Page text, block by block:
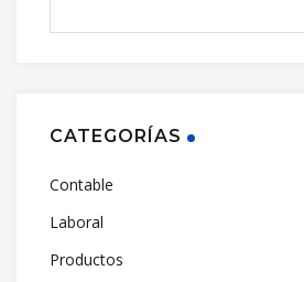
CATEGORÍAS
Contable
Laboral
Productos